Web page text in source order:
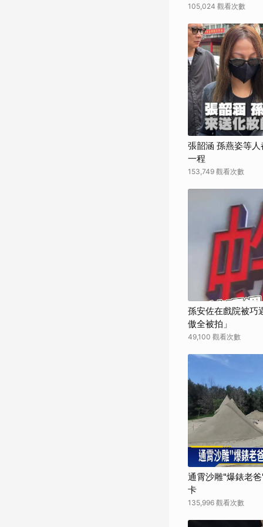
105,024 觀看次數
張韶涵 孫燕姿等
一程
153,749 觀看次數
孫安佐在戲院被巧
傲全被拍」
49,100 觀看次數
通霄沙雕"爆錶老
卡
135,996 觀看次數